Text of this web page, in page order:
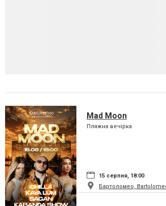
Mad Moon
Пляжна вечірка
15 серпня, 18:00
Бартоломео,